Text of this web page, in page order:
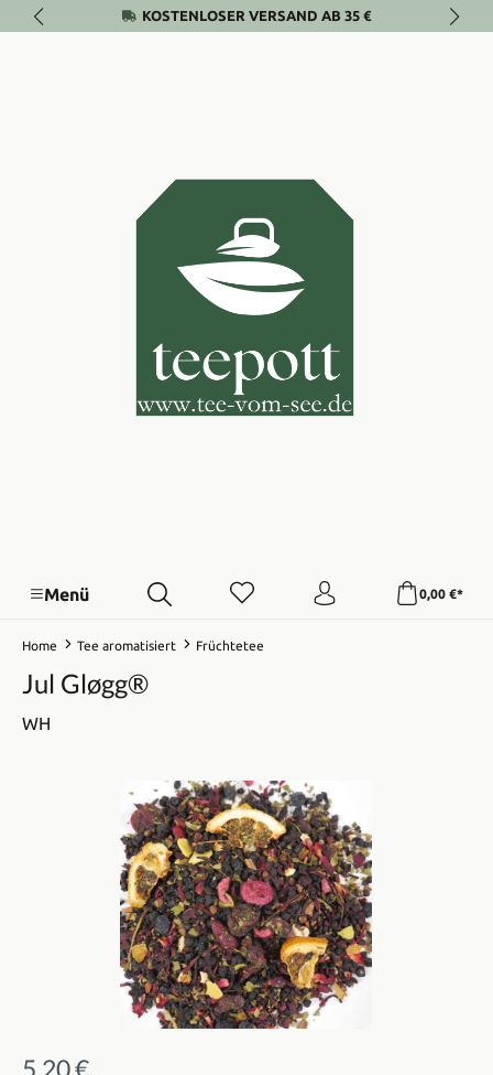
Zum Hauptinhalt springenKOSTENLOSER VERSAND AB 35 €
Menü 0,00 €*
Home Tee aromatisiert Früchtetee
Jul Gløgg®
WH
Bildergalerie überspringen